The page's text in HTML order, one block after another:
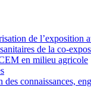
de l’exposition
de la co-
en milieu agricole
connaissances,